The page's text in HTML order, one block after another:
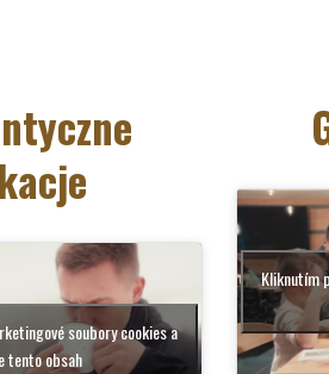
soubory cookies a
tento obsah
Kliknutím